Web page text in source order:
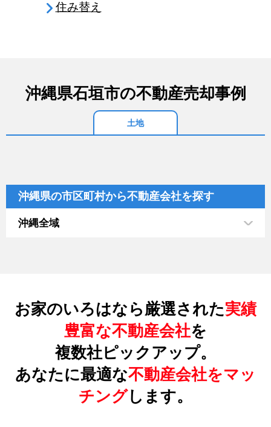
住み替え
沖縄県石垣市の不動産売却事例
土地
沖縄県の市区町村から不動産会社を探す
沖縄全域
お家のいろはなら厳選された実績
豊富な不動産会社を
複数社ピックアップ。
あなたに最適な不動産会社をマッ
チングします。